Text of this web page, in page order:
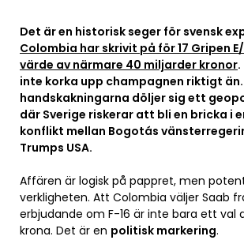
Det är en historisk seger för svensk
Colombia har skrivit på för 17 Gripen
värde av närmare 40 miljarder kronor
inte korka upp champagnen riktigt än.
handskakningarna döljer sig ett
där Sverige riskerar att bli en bricka i
konflikt mellan Bogotás
Trumps USA.
Affären är logisk på pappret, men
verkligheten. Att Colombia väljer Saab
erbjudande om F-16 är inte bara ett val
krona. Det är en politisk markering.